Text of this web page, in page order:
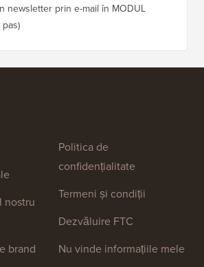
newsletter prin e-mail în MODUL
nostru
brand
Politica de
confidențialitate
Termeni și condiții
Dezvăluire FTC
Nu vinde informațiile mele